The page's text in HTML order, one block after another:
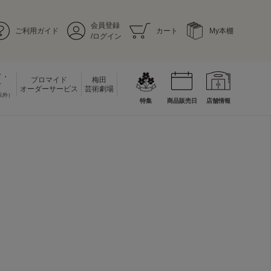
ご利用ガイド
会員登録
/ログイン
カート My本棚
）
ブロマイド
オーダーサービス
梅田
芸術劇場
特集 商品販売日 店舗情報